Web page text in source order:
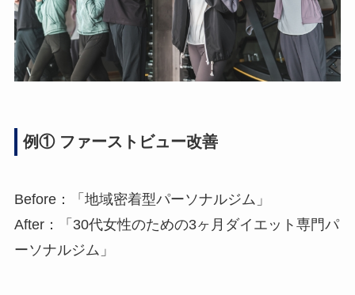
例① ファーストビュー改善
Before：「地域密着型パーソナルジム」
After：「30代女性のための3ヶ月ダイエット専門パ
ーソナルジム」